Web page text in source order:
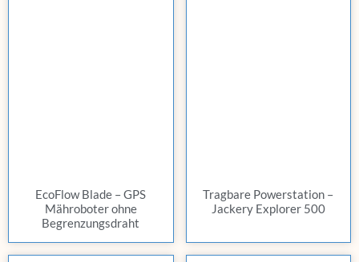
EcoFlow Blade – GPS
Mähroboter ohne
Begrenzungsdraht
Tragbare Powerstation –
Jackery Explorer 500